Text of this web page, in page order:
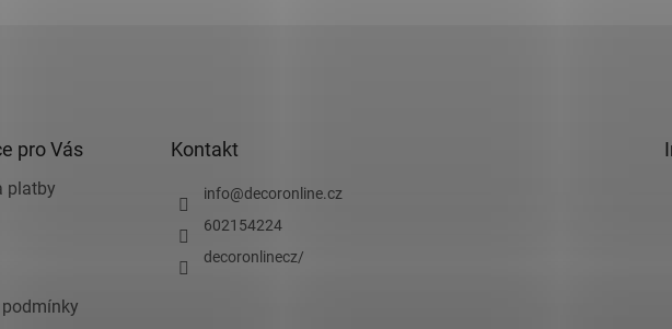
pro Vás
platby
Kontakt
info@decoronline.cz
602154224
decoronlinecz/